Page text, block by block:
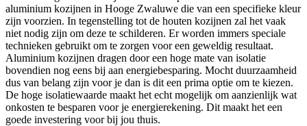
aluminium kozijnen in Hooge Zwaluwe die van een specifieke kleur
zijn voorzien. In tegenstelling tot de houten kozijnen zal het vaak
niet nodig zijn om deze te schilderen. Er worden immers speciale
technieken gebruikt om te zorgen voor een geweldig resultaat.
Aluminium kozijnen dragen door een hoge mate van isolatie
bovendien nog eens bij aan energiebesparing. Mocht duurzaamheid
dus van belang zijn voor je dan is dit een prima optie om te kiezen.
De hoge isolatiewaarde maakt het echt mogelijk om aanzienlijk wat
onkosten te besparen voor je energierekening. Dit maakt het een
goede investering voor bij jou thuis.